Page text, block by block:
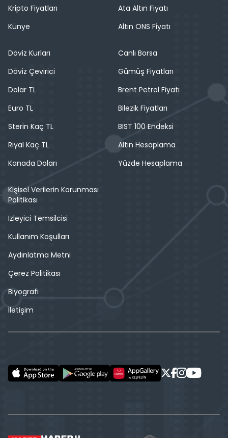
Kripto Fiyatları
Künye
Ata Altın Fiyatı
Altın ONS Fiyatı
Döviz Kurları
Döviz Çevirici
Dolar TL
Euro TL
Sterin Kaç TL
Riyal Kaç TL
Kanada Doları
Canlı Borsa
Gümüş Fiyatları
Brent Petrol Fiyatı
Bilezik Fiyatları
BIST 100 Endeksi
Altın Hesaplama
Yüzde Hesaplama
Kişisel Verilerin Korunması
Politikası
İzleyici Temsilcisi
Kullanım Koşulları
Aydınlatma Metni
Çerez Politikası
Biyografi
İletişim